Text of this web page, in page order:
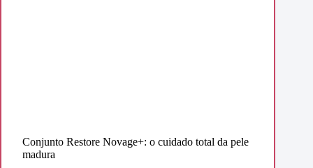
Conjunto Restore Novage+: o cuidado total da pele
madura